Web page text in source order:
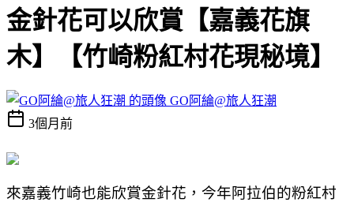
金針花可以欣賞【嘉義花旗
木】【竹崎粉紅村花現秘境】
GO阿綸@旅人狂潮
3個月前
來嘉義竹崎也能欣賞金針花，今年阿拉伯的粉紅村